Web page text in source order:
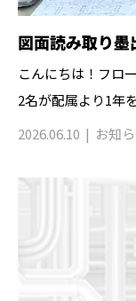
図面読み取り墨
こんにちは！フロ
2名が配属より1年
2026.06.10
お知